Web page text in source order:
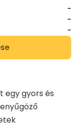
-
-
-
egy gyors és